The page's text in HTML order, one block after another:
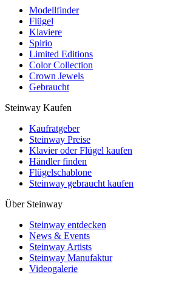
Modellfinder
Flügel
Klaviere
Spirio
Limited Editions
Color Collection
Crown Jewels
Gebraucht
Steinway Kaufen
Kaufratgeber
Steinway Preise
Klavier oder Flügel kaufen
Händler finden
Flügelschablone
Steinway gebraucht kaufen
Über Steinway
Steinway entdecken
News & Events
Steinway Artists
Steinway Manufaktur
Videogalerie